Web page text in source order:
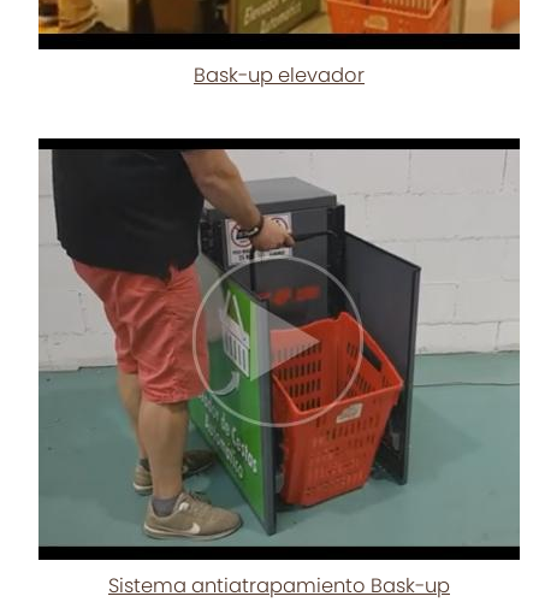
Bask-up elevador
Sistema antiatrapamiento Bask-up